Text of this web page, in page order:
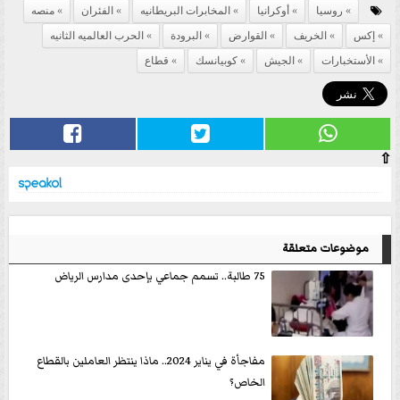
روسيا أوكرانيا المخابرات البريطانيه الفئران
منصه
إكس
الخريف القوارض البرودة
الحرب العالميه الثانيه
الأستخبارات
الجيش كوبيانسك قطاع
⇧
موضوعات متعلقة
75 طالبة.. تسمم جماعي بإحدى مدارس الرياض
مفاجأة في يناير 2024.. ماذا ينتظر العاملين بالقطاع
الخاص؟